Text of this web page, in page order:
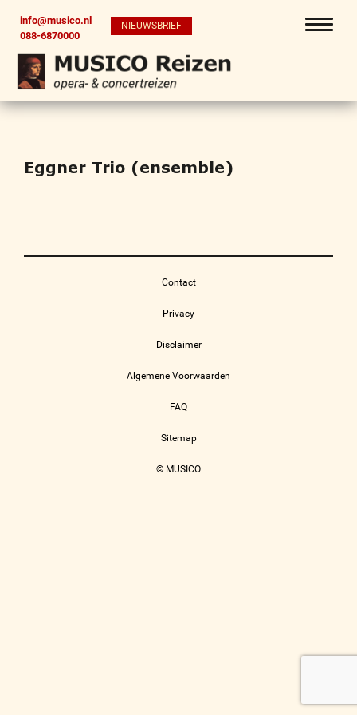
info@musico.nl
088-6870000
NIEUWSBRIEF
Eggner Trio (ensemble)
Contact
Privacy
Disclaimer
Algemene Voorwaarden
FAQ
Sitemap
© MUSICO